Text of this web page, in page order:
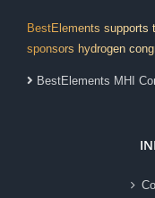
BestElements supports
sponsors hydrogen
BestElements MHI